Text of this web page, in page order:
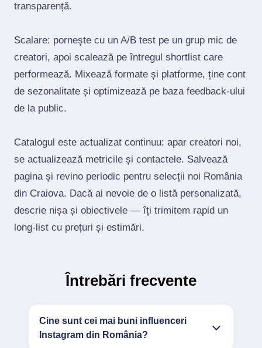
transparență.
Scalare: pornește cu un A/B test pe un grup mic de
creatori, apoi scalează pe întregul shortlist care
performează. Mixează formate și platforme, ține cont
de sezonalitate și optimizează pe baza feedback‑ului
de la public.
Catalogul este actualizat continuu: apar creatori noi,
se actualizează metricile și contactele. Salvează
pagina și revino periodic pentru selecții noi România
din Craiova. Dacă ai nevoie de o listă personalizată,
descrie nișa și obiectivele — îți trimitem rapid un
long‑list cu prețuri și estimări.
Întrebări frecvente
Cine sunt cei mai buni influenceri
Instagram din România?